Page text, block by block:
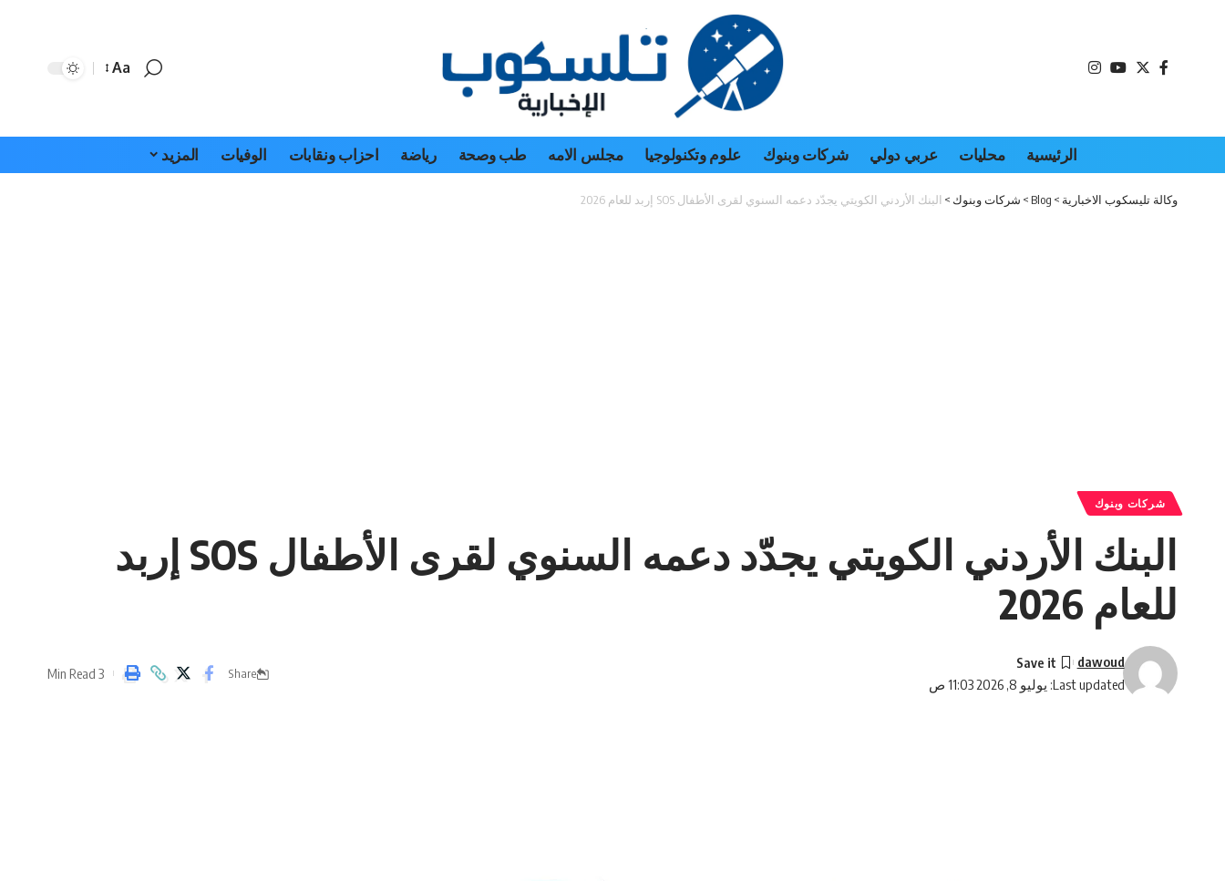
Font
Aa
الرئيسية محليات عربي دولي شركات وبنوك علوم وتكنولوجيا مجلس الامه طب وصحة رياضة احزاب ونقابات الوفيات المزيد
وكالة تليسكوب الاخبارية >
Blog
> شركات وبنوك > البنك الأردني الكويتي يجدّد دعمه السنوي لقرى الأطفال SOS إربد للعام 2026
شركات وبنوك
البنك الأردني الكويتي يجدّد دعمه السنوي لقرى الأطفال SOS إربد
للعام 2026
Last updated: يوليو 8, 2026 11:03 ص
dawoud
Share
3 Min Read